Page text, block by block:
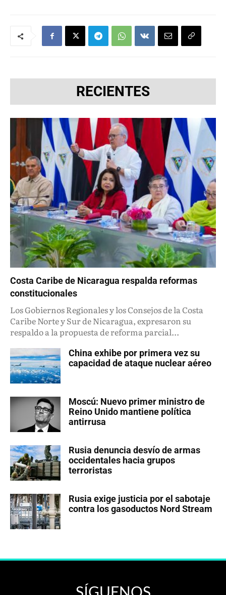
RECIENTES
Costa Caribe de Nicaragua respalda reformas
constitucionales
Los Gobiernos Regionales y los Consejos de la Costa
Caribe Norte y Sur de Nicaragua, expresaron su
respaldo a la propuesta de reforma parcial...
China exhibe por primera vez su
capacidad de ataque nuclear aéreo
Moscú: Nuevo primer ministro de
Reino Unido mantiene política
antirrusa
Rusia denuncia desvío de armas
occidentales hacia grupos
terroristas
Rusia exige justicia por el sabotaje
contra los gasoductos Nord Stream